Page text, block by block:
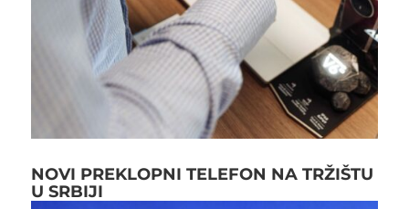
NOVI PREKLOPNI TELEFON NA TRŽIŠTU
U SRBIJI